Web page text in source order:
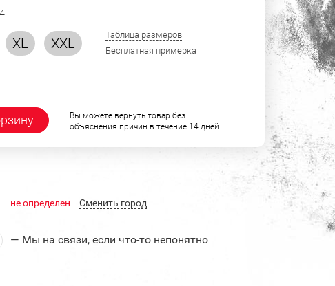
XL XXL
Таблица размеров
Бесплатная примерка
Вы можете вернуть товар без
объяснения причин в течение 14 дней
не определен Cменить город
— Мы на связи, если что-то непонятно